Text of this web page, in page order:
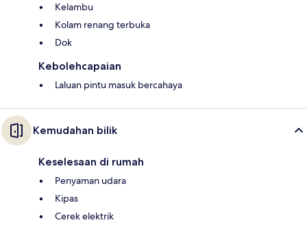
Kelambu
Kolam renang terbuka
Dok
Kebolehcapaian
Laluan pintu masuk bercahaya
Kemudahan bilik
Keselesaan di rumah
Penyaman udara
Kipas
Cerek elektrik